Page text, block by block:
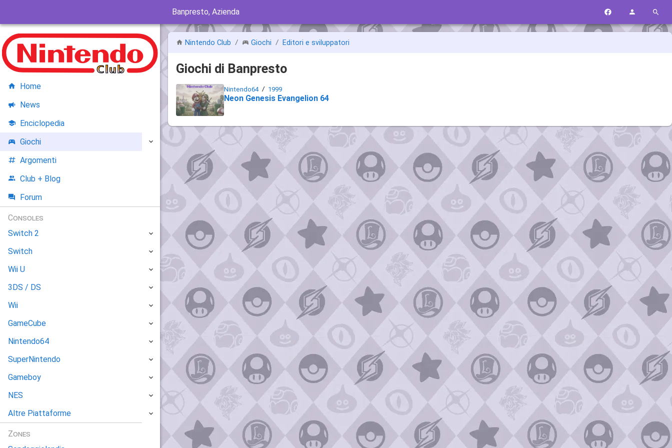
Banpresto, Azienda
Nintendo Club Giochi Editori e sviluppatori
Giochi di Banpresto
Nintendo64 1999
Neon Genesis Evangelion 64
Home
News
Enciclopedia
Giochi
Argomenti
Club + Blog
Forum
Consoles
Switch 2
Switch
Wii U
3DS / DS
Wii
GameCube
Nintendo64
SuperNintendo
Gameboy
NES
Altre Piattaforme
Zones